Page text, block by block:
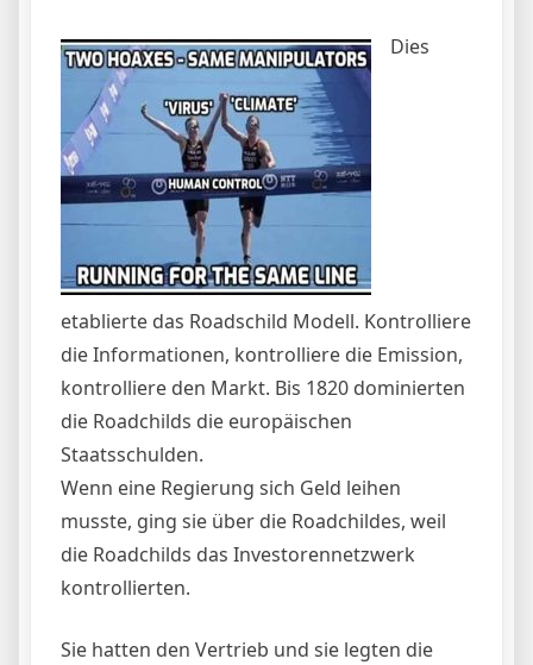
Dies
etablierte das Roadschild Modell. Kontrolliere
die Informationen, kontrolliere die Emission,
kontrolliere den Markt. Bis 1820 dominierten
die Roadchilds die europäischen
Staatsschulden.
Wenn eine Regierung sich Geld leihen
musste, ging sie über die Roadchildes, weil
die Roadchilds das Investorennetzwerk
kontrollierten.
Sie hatten den Vertrieb und sie legten die